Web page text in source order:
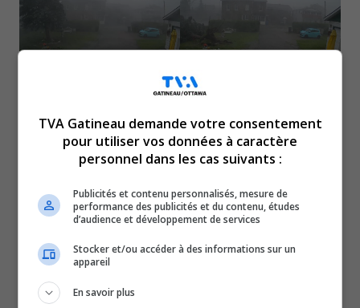
Fort-Coulonge, avant.
Fort-Coulonge, après.
À Mansfield-et-Pontefract, plusieurs résidents ont été
privés d’électricité pendant plusieurs heures. Certains
étaient même toujours privés d’électricité le 2 juillet, au
lendemain de la tempête.
coincés chez eux après la chute de fils électriques sur la
seule route reliant leur secteur au reste du village.
TVA Gatineau demande votre consentement
pour utiliser vos données à caractère
personnel dans les cas suivants :
Publicités et contenu personnalisés, mesure de
performance des publicités et du contenu, études
d’audience et développement de services
Stocker et/ou accéder à des informations sur un
appareil
En savoir plus